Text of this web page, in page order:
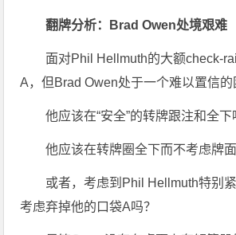
翻牌分析：Brad Owen处境艰难
面对Phil Hellmuth的大额check-
A，但Brad Owen处于一个难以置信的
他应该在“安全”的转牌跟注和全下
他应该在转牌圈全下而不考虑牌面
或者，考虑到Phil Hellmuth特别
考虑弃掉他的口袋A吗？